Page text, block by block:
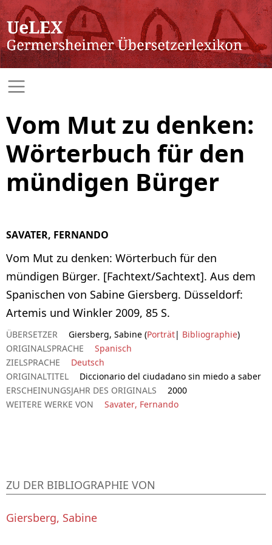
Vom Mut zu denken:
Wörterbuch für den
mündigen Bürger
SAVATER, FERNANDO
Vom Mut zu denken: Wörterbuch für den
mündigen Bürger. [Fachtext/Sachtext]. Aus dem
Spanischen von Sabine Giersberg. Düsseldorf:
Artemis und Winkler 2009, 85 S.
ÜBERSETZER Giersberg, Sabine (Porträt| Bibliographie)
ORIGINALSPRACHE
Spanisch
ZIELSPRACHE
Deutsch
ORIGINALTITEL
Diccionario del ciudadano sin miedo a saber
ERSCHEINUNGSJAHR DES ORIGINALS
2000
WEITERE WERKE VON
Savater, Fernando
ZU DER BIBLIOGRAPHIE VON
Giersberg, Sabine